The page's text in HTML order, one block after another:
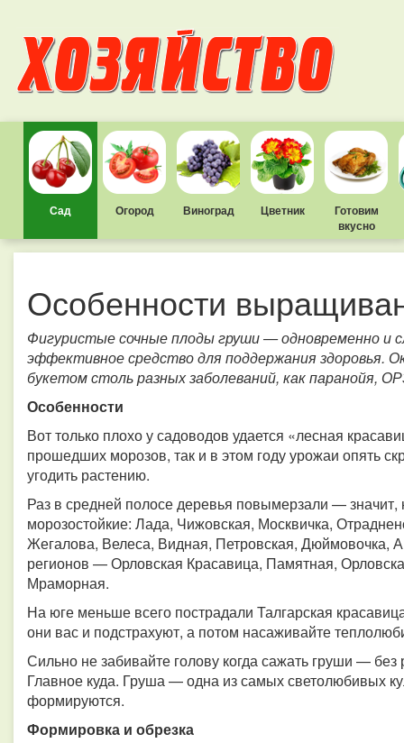
Сад Огород Виноград Цветник
Готовим
вкусно
Особенности
Фигуристые сочные плоды груши — одновременно и
эффективное средство для поддержания здоровья.
букетом столь разных заболеваний, как паранойя,
Особенности
Вот только плохо у садоводов удается «лесная
прошедших морозов, так и в этом году урожаи опять
угодить растению.
Раз в средней полосе деревья повымерзали —
морозостойкие: Лада, Чижовская, Москвичка,
Жегалова, Велеса, Видная, Петровская, Дюймовочка,
регионов — Орловская Красавица, Памятная,
Мраморная.
На юге меньше всего пострадали Талгарская
они вас и подстрахуют, а потом насаживайте
Сильно не забивайте голову когда сажать груши —
Главное куда. Груша — одна из самых светолюбивых
формируются.
Формировка и обрезка